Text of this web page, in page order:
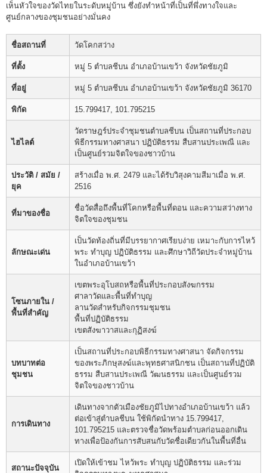
เห็นหัวใจของวัดไทยในระดับหมู่บ้าน ซึ่งยังทำหน้าที่เป็นที่พึ่งทางใจและ
ศูนย์กลางของชุมชนอย่างมั่นคง
ชื่อสถานที่ วัดโคกสว่าง
ที่ตั้ง หมู่ 5 ตำบลชีบน อำเภอบ้านเขว้า จังหวัดชัยภูมิ
ที่อยู่ หมู่ 5 ตำบลชีบน อำเภอบ้านเขว้า จังหวัดชัยภูมิ 36170
พิกัด 15.799417, 101.795215
ไฮไลต์
วัดราษฎร์ประจำชุมชนตำบลชีบน เป็นสถานที่ประกอบ
พิธีกรรมทางศาสนา ปฏิบัติธรรม สืบสานประเพณี และ
เป็นศูนย์รวมจิตใจของชาวบ้าน
ประวัติ / สมัย /
ยุค
สร้างเมื่อ พ.ศ. 2479 และได้รับวิสุงคามสีมาเมื่อ พ.ศ.
2516
ที่มาของชื่อ
ชื่อวัดสื่อถึงพื้นที่โคกหรือพื้นที่ดอน และความสว่างทาง
จิตใจของชุมชน
ลักษณะเด่น
เป็นวัดท้องถิ่นที่มีบรรยากาศเรียบง่าย เหมาะกับการไหว้
พระ ทำบุญ ปฏิบัติธรรม และศึกษาวิถีวัดประจำหมู่บ้าน
ในอำเภอบ้านเขว้า
โซนภายใน /
พื้นที่สำคัญ
เขตพระอุโบสถหรือพื้นที่ประกอบสังฆกรรม
ศาลาวัดและพื้นที่ทำบุญ
ลานวัดสำหรับกิจกรรมชุมชน
พื้นที่ปฏิบัติธรรม
เขตสังฆาวาสและกุฏิสงฆ์
บทบาทต่อ
ชุมชน
เป็นสถานที่ประกอบพิธีกรรมทางศาสนา จัดกิจกรรม
ของพระภิกษุสงฆ์และพุทธศาสนิกชน เป็นสถานที่ปฏิบัติ
ธรรม สืบสานประเพณี วัฒนธรรม และเป็นศูนย์รวม
จิตใจของชาวบ้าน
การเดินทาง
เดินทางจากตัวเมืองชัยภูมิไปทางอำเภอบ้านเขว้า แล้ว
ต่อเข้าสู่ตำบลชีบน ใช้พิกัดนำทาง 15.799417,
101.795215 และตรวจชื่อวัดพร้อมตำบลก่อนออกเดิน
ทางเพื่อป้องกันการสับสนกับวัดชื่อเดียวกันในพื้นที่อื่น
สถานะปัจจุบัน
เปิดให้เข้าชม ไหว้พระ ทำบุญ ปฏิบัติธรรม และร่วม